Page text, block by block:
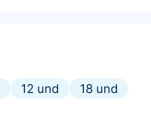
12 und
18 und